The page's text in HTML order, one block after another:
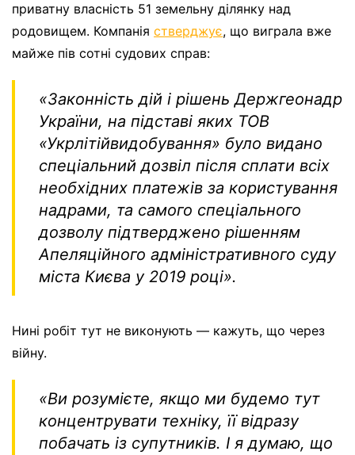
приватну власність 51 земельну ділянку над
родовищем. Компанія стверджує, що виграла вже
майже пів сотні судових справ:
«Законність дій і рішень Держгеонадр
України, на підставі яких ТОВ
«Укрлітійвидобування» було видано
спеціальний дозвіл після сплати всіх
необхідних платежів за користування
надрами, та самого спеціального
дозволу підтверджено рішенням
Апеляційного адміністративного суду
міста Києва у 2019 році».
Нині робіт тут не виконують — кажуть, що через
війну.
«Ви розумієте, якщо ми будемо тут
концентрувати техніку, її відразу
побачать із супутників. І я думаю, що